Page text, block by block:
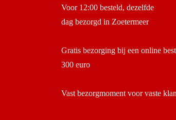
Voor 12:00 besteld, dezelfde
dag bezorgd in Zoetermeer
Gratis bezorging bij een online
300 euro
Vast bezorgmoment voor vaste